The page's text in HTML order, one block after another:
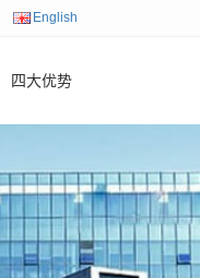
English
四大优势